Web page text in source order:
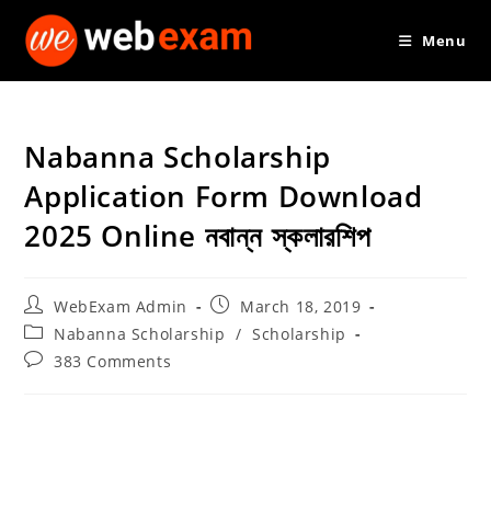
Menu
Nabanna Scholarship
Application Form Download
2025 Online নবান্ন স্কলারশিপ
Post
author:
WebExam Admin
Post
published:
March 18, 2019
Post
category:
Nabanna Scholarship / Scholarship
Post383 Comments